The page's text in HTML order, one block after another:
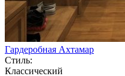
Гардеробная Ахтамар
Стиль:
Классический